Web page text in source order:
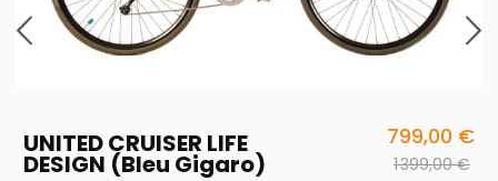
UNITED CRUISER LIFE
DESIGN (bleu Gigaro)
799,00 €
1 399,00 €